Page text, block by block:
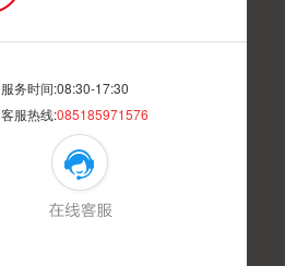
服务时间:08:30-17:30
客服热线:085185971576